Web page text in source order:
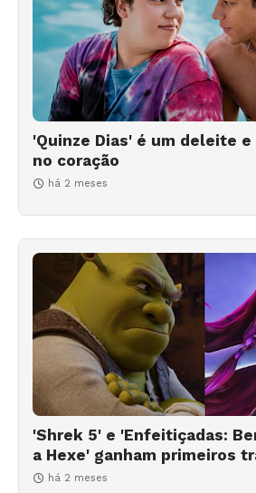
'Quinze Dias' é um deleite
no coração
há 2 meses
'Shrek 5' e 'Enfeitiçadas:
a Hexe' ganham primeiros
há 2 meses